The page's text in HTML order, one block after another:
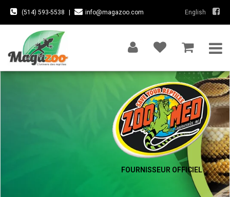
(514) 593-5538 info@magazoo.com English
FOURNISSEUR OFFICIEL